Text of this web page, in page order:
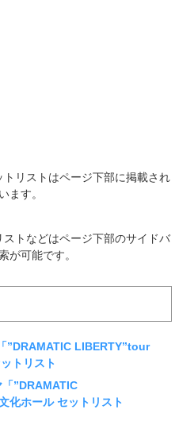
リストはページ下部に掲載され
ます。
トなどはページ下部のサイドバ
が可能です。
”DRAMATIC LIBERTY”tour
トリスト
”DRAMATIC
化ホール セットリスト